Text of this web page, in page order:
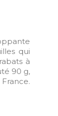
qui
à
90 g,